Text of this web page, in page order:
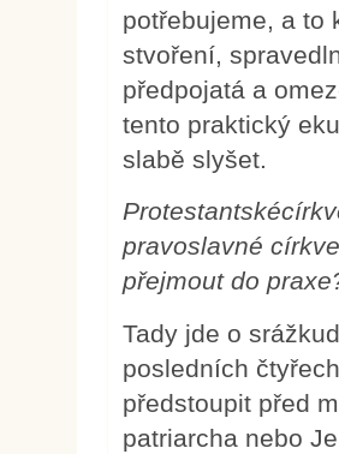
potřebujeme, a to
stvoření,
předpojatá a
tento praktický
slabě slyšet.
pravoslavné
přejmout do
Tady jde o
posledních
předstoupit před
patriarcha nebo